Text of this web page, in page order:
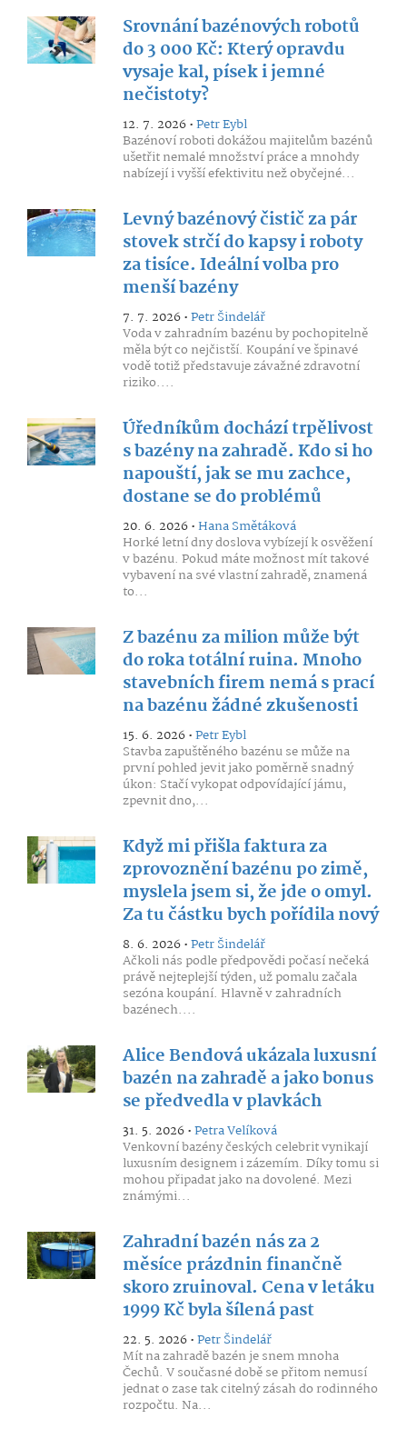
Srovnání bazénových robotů
do 3 000 Kč: Který opravdu
vysaje kal, písek i jemné
nečistoty?
12. 7. 2026 •Petr Eybl
Bazénoví roboti dokážou majitelům bazénů
ušetřit nemalé množství práce a mnohdy
nabízejí i vyšší efektivitu než obyčejné...
Levný bazénový čistič za pár
stovek strčí do kapsy i roboty
za tisíce. Ideální volba pro
menší bazény
7. 7. 2026 •Petr Šindelář
Voda v zahradním bazénu by pochopitelně
měla být co nejčistší. Koupání ve špinavé
vodě totiž představuje závažné zdravotní
riziko....
Úředníkům dochází trpělivost
s bazény na zahradě. Kdo si ho
napouští, jak se mu zachce,
dostane se do problémů
20. 6. 2026 •Hana Smětáková
Horké letní dny doslova vybízejí k osvěžení
v bazénu. Pokud máte možnost mít takové
vybavení na své vlastní zahradě, znamená
to...
Z bazénu za milion může být
do roka totální ruina. Mnoho
stavebních firem nemá s prací
na bazénu žádné zkušenosti
15. 6. 2026 •Petr Eybl
Stavba zapuštěného bazénu se může na
první pohled jevit jako poměrně snadný
úkon: Stačí vykopat odpovídající jámu,
zpevnit dno,...
Když mi přišla faktura za
zprovoznění bazénu po zimě,
myslela jsem si, že jde o omyl.
Za tu částku bych pořídila nový
8. 6. 2026 •Petr Šindelář
Ačkoli nás podle předpovědi počasí nečeká
právě nejteplejší týden, už pomalu začala
sezóna koupání. Hlavně v zahradních
bazénech....
Alice Bendová ukázala luxusní
bazén na zahradě a jako bonus
se předvedla v plavkách
31. 5. 2026 •Petra Velíková
Venkovní bazény českých celebrit vynikají
luxusním designem i zázemím. Díky tomu si
mohou připadat jako na dovolené. Mezi
známými...
Zahradní bazén nás za 2
měsíce prázdnin finančně
skoro zruinoval. Cena v letáku
1999 Kč byla šílená past
22. 5. 2026 •Petr Šindelář
Mít na zahradě bazén je snem mnoha
Čechů. V současné době se přitom nemusí
jednat o zase tak citelný zásah do rodinného
rozpočtu. Na...